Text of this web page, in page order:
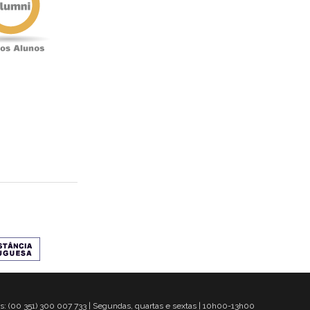
(00 351) 300 007 733 | Segundas, quartas e sextas | 10h00-13h00